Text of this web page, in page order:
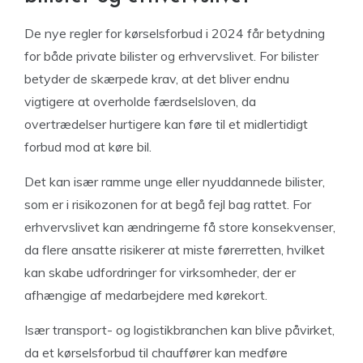
De nye regler for kørselsforbud i 2024 får betydning
for både private bilister og erhvervslivet. For bilister
betyder de skærpede krav, at det bliver endnu
vigtigere at overholde færdselsloven, da
overtrædelser hurtigere kan føre til et midlertidigt
forbud mod at køre bil.
Det kan især ramme unge eller nyuddannede bilister,
som er i risikozonen for at begå fejl bag rattet. For
erhvervslivet kan ændringerne få store konsekvenser,
da flere ansatte risikerer at miste førerretten, hvilket
kan skabe udfordringer for virksomheder, der er
afhængige af medarbejdere med kørekort.
Især transport- og logistikbranchen kan blive påvirket,
da et kørselsforbud til chauffører kan medføre